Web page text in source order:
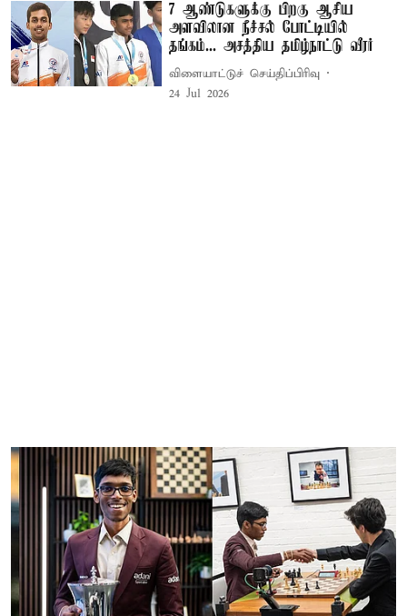
7 ஆண்டுகளுக்கு பிறகு ஆசிய
அளவிலான நீச்சல் போட்டியில்
தங்கம்... அசத்திய தமிழ்நாட்டு வீரர்
விளையாட்டுச் செய்திப்பிரிவு
24 Jul 2026